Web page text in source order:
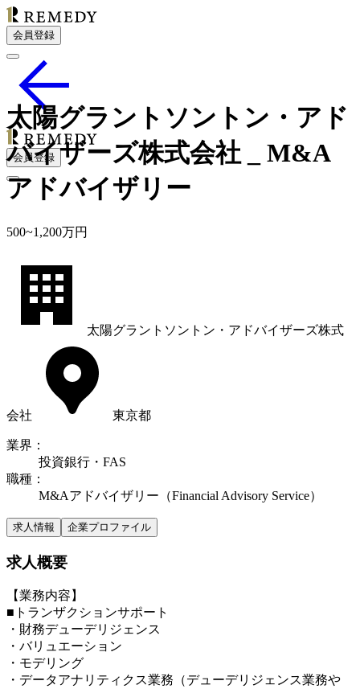
会員登録
会員登録
太陽グラントソントン・アド
バイザーズ株式会社 _ M&A
アドバイザリー
500~1,200万円
太陽グラントソントン・アドバイザーズ株式
会社 東京都
業界 ：
投資銀行・FAS
職種 ：
M&Aアドバイザリー（Financial Advisory Service）
求人情報 企業プロファイル
求人概要
【業務内容】
■トランザクションサポート
・財務デューデリジェンス
・バリュエーション
・モデリング
・データアナリティクス業務（デューデリジェンス業務や